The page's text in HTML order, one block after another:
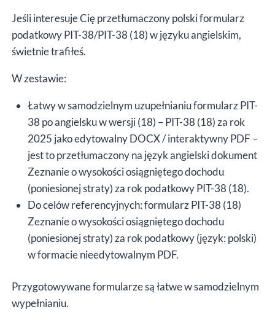
/
interaktywny
PDF
Jeśli interesuje Cię przetłumaczony polski formularz
podatkowy PIT-38/PIT-38 (18) w języku angielskim,
świetnie trafiłeś.
W zestawie:
Łatwy w samodzielnym uzupełnianiu formularz PIT-
38 po angielsku w wersji (18) – PIT-38 (18) za rok
2025 jako edytowalny DOCX / interaktywny PDF –
jest to przetłumaczony na język angielski dokument
Zeznanie o wysokości osiągniętego dochodu
(poniesionej straty) za rok podatkowy PIT-38 (18).
Do celów referencyjnych: formularz PIT-38 (18)
Zeznanie o wysokości osiągniętego dochodu
(poniesionej straty) za rok podatkowy (język: polski)
w formacie nieedytowalnym PDF.
Przygotowywane formularze są łatwe w samodzielnym
wypełnianiu.